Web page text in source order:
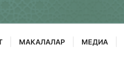
МАКАЛАЛАР МЕДИА